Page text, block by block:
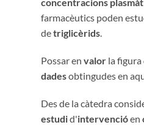
farmacèutics poden
detriglicèrids
Possar en valor la
dadesobtingudes en
Des de la càtedra
estudid'intervencióen